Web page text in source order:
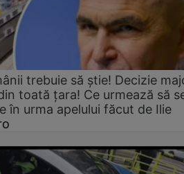
trebuie să știe! Decizie
toată țara! Ce urmează să
în urma apelului făcut de Ilie